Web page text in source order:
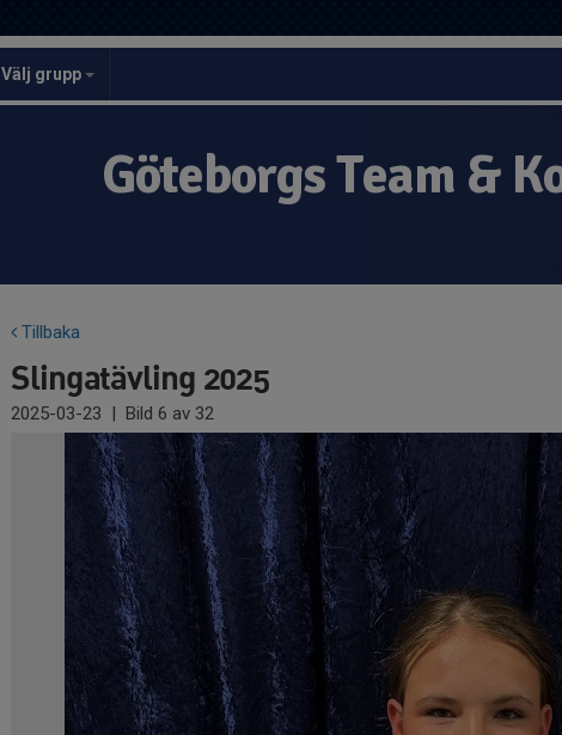
Välj grupp
Göteborgs Team &
Tillbaka
Slingatävling 2025
2025-03-23 | Bild 6 av 32